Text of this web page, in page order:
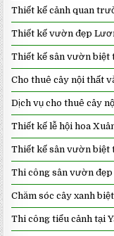
Thiết kế cảnh quan
Thiết kế vườn đẹp
Thiết kế sân vườn
Cho thuê cây nội thất
Dịch vụ cho thuê cây
Thiết kế lễ hội hoa
Thiết kế sân vườn biệt
Thi công sân vườn
Chăm sóc cây xanh
Thi công tiểu cảnh tại